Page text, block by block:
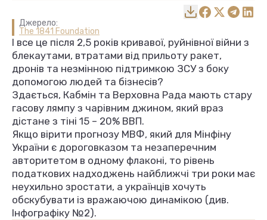
Джерело:
The 1841 Foundation
І все це після 2,5 років кривавої, руйнівної війни з
блекаутами, втратами від прильоту ракет,
дронів та незмінною підтримкою ЗСУ з боку
допомогою людей та бізнесів?
Здається, Кабмін та Верховна Рада мають стару
гасову лямпу з чарівним джином, який враз
дістане з тіні 15 – 20% ВВП.
Якщо вірити прогнозу МВФ, який для Мінфіну
України є дороговказом та незаперечним
авторитетом в одному флаконі, то рівень
податкових надходжень найближчі три роки має
неухильно зростати, а українців хочуть
обскубувати із вражаючою динамікою (див.
Інфографіку №2).